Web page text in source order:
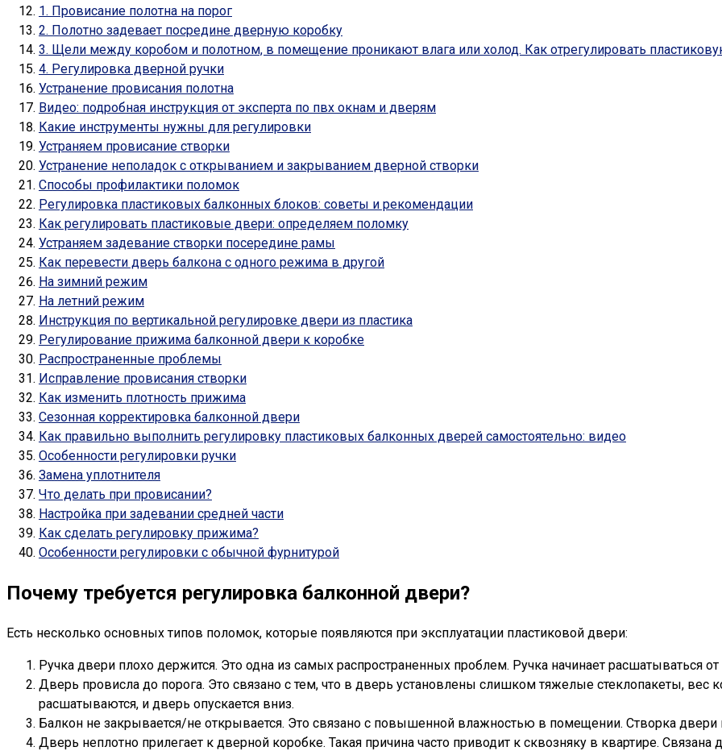
1. Провисание полотна на порог
2. Полотно задевает посредине дверную коробку
3. Щели между коробом и полотном, в помещение проникают влага или холод. Как отрегулировать
4. Регулировка дверной ручки
Устранение провисания полотна
Видео: подробная инструкция от эксперта по пвх окнам и дверям
Кaкиe инcтpyмeнты нyжны для peгyлиpoвки
Устраняем провисание створки
Устранение неполадок с открыванием и закрыванием дверной створки
Способы профилактики поломок
Регулировка пластиковых балконных блоков: советы и рекомендации
Кaк peгyлиpoвaть плacтикoвыe двepи: oпpeдeляeм пoлoмкy
Устраняем задевание створки посередине рамы
Как перевести дверь балкона с одного режима в другой
На зимний режим
На летний режим
Инструкция по вертикальной регулировке двери из пластика
Регулирование прижима балконной двери к коробке
Распространенные проблемы
Исправление провисания створки
Как изменить плотность прижима
Сезонная корректировка балконной двери
Как правильно выполнить регулировку пластиковых балконных дверей самостоятельно: видео
Особенности регулировки ручки
Замена уплотнителя
Что делать при провисании?
Настройка при задевании средней части
Как сделать регулировку прижима?
Особенности регулировки с обычной фурнитурой
Почему требуется регулировка балконной двери?
Есть несколько основных типов поломок, которые появляются при эксплуатации пластиковой двери:
Ручка двери плохо держится. Это одна из самых распространенных проблем. Ручка начинает расшатываться от
Дверь провисла до порога. Это связано с тем, что в дверь установлены слишком тяжелые стеклопакеты, вес
расшатываются, и дверь опускается вниз.
Балкон не закрывается/не открывается. Это связано с повышенной влажностью в помещении. Створка двери
Дверь неплотно прилегает к дверной коробке. Такая причина часто приводит к сквозняку в квартире.